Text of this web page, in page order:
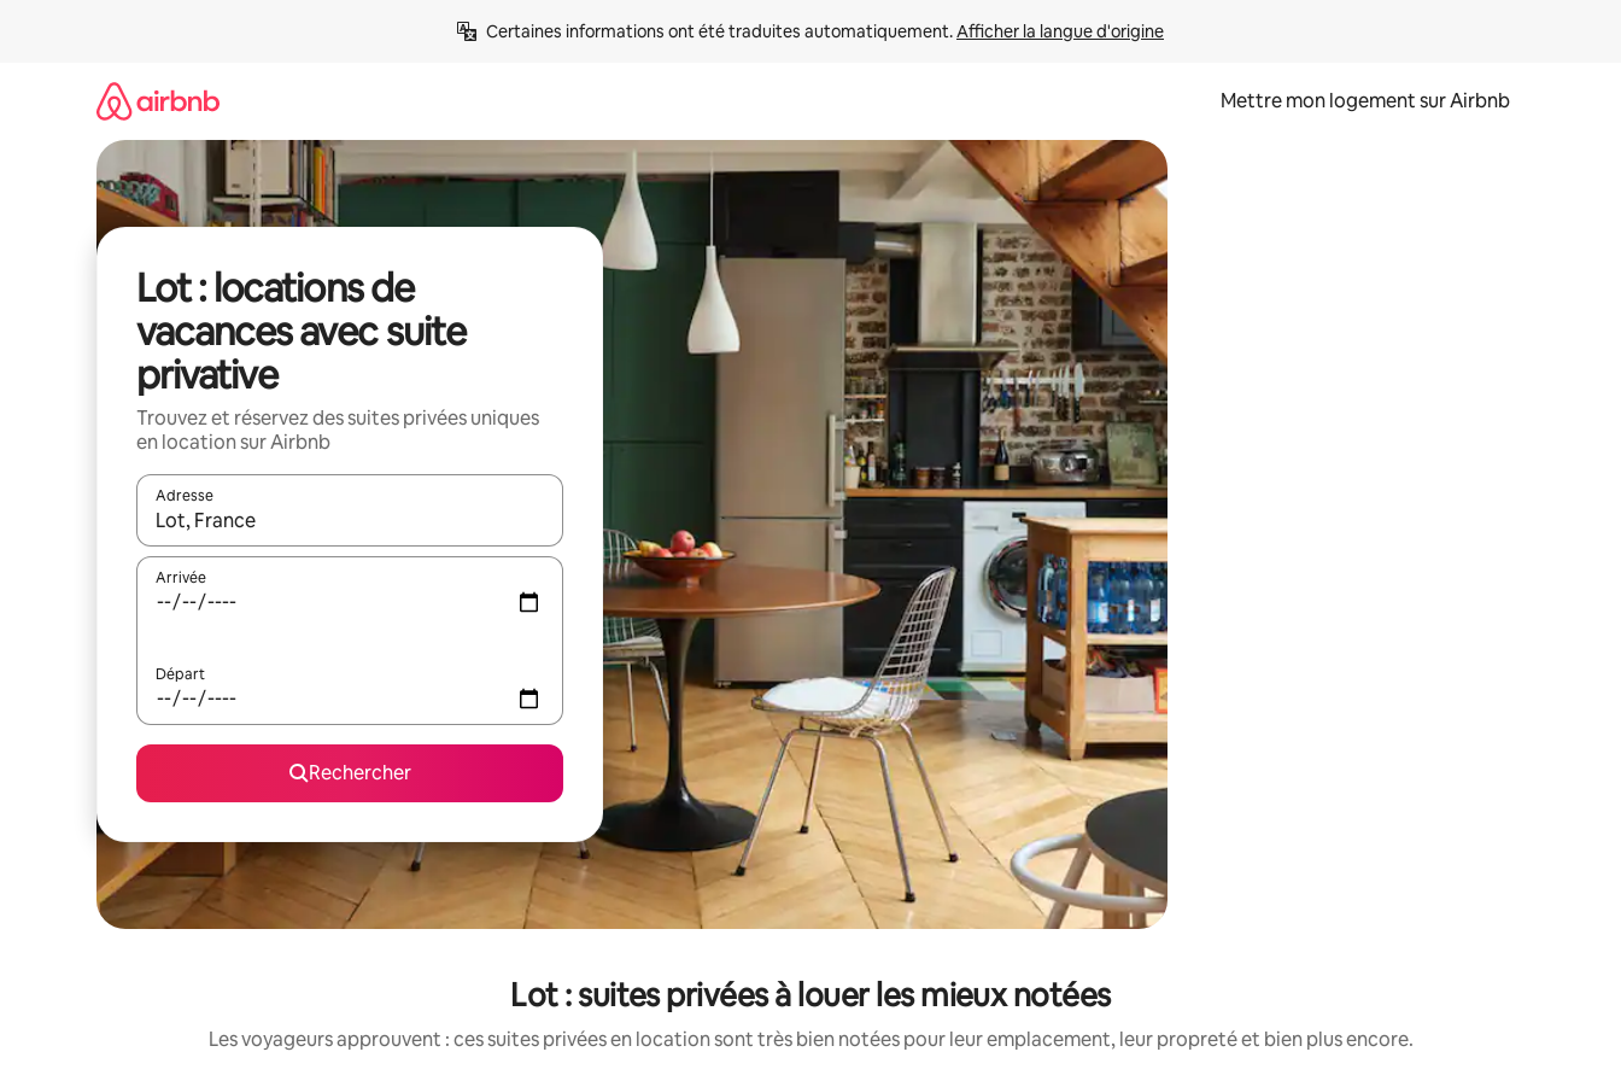
Certaines informations ont été traduites automatiquement. Afficher la langue d'origine
Mettre mon logement sur Airbnb
Lot : locations de
vacances avec suite
privative
Trouvez et réservez des suites privées uniques
en location sur Airbnb
Adresse
Lorsque les résultats s'affichent, utilisez les flèches vers le haut et vers le bas pour les parcourir ou en appuyant et en faisant glisser.
Arrivée
Départ
Rechercher
Lot : suites privées à louer les mieux notées
Les voyageurs approuvent : ces suites privées en location sont très bien notées pour leur emplacement, leur propreté et bien plus encore.